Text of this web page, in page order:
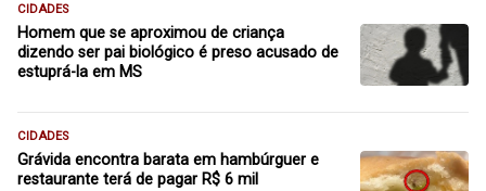
CIDADES
Homem que se aproximou de criança
dizendo ser pai biológico é preso acusado de
estuprá-la em MS
CIDADES
Grávida encontra barata em hambúrguer e
restaurante terá de pagar R$ 6 mil